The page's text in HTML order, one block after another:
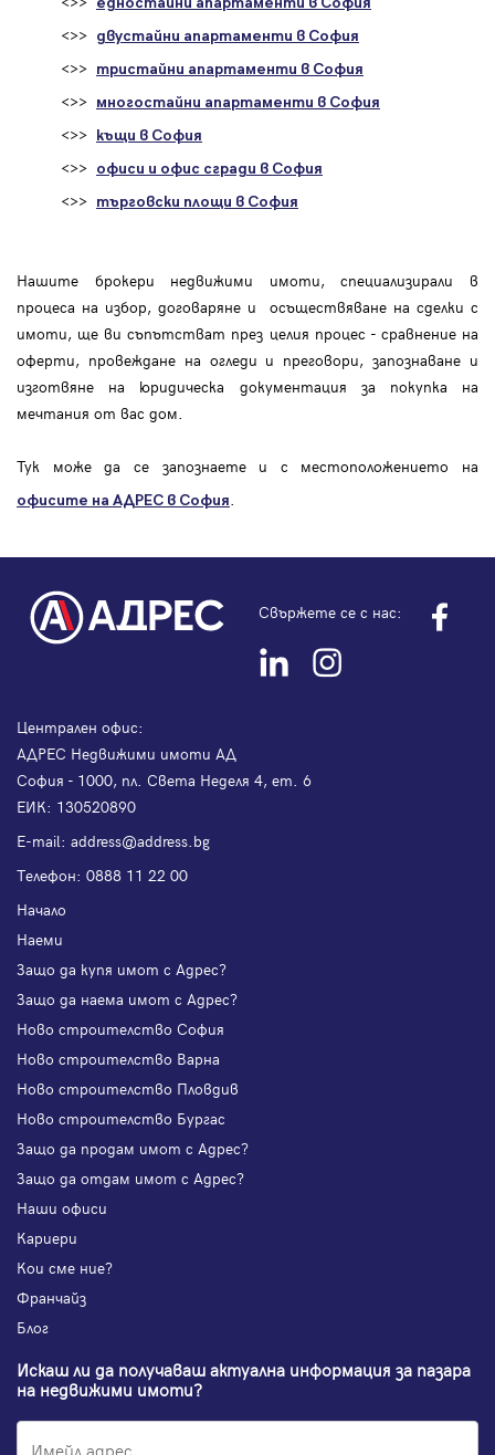
<>> двустайни апартаменти в София
<>> тристайни апартаменти в София
<>> многостайни апартаменти в София
<>> къщи в София
<>> офиси и офис сгради в София
<>> търговски площи в София
Нашите брокери недвижими имоти, специализирали в
процеса на избор, договаряне и осъществяване на сделки с
имоти, ще ви съпътстват през целия процес - сравнение на
оферти, провеждане на огледи и преговори, запознаване и
изготвяне на юридическа документация за покупка на
мечтания от вас дом.
Тук може да се запознаете и с местоположението на
офисите на АДРЕС в София
Свържете се с нас:
Централен офис:
АДРЕС Недвижими имоти АД
София - 1000, пл. Света Неделя 4, ет. 6
ЕИК: 130520890
Е-mail: address@address.bg
Телефон: 0888 11 22 00
Начало
Наеми
Защо да купя имот с Адрес?
Защо да наема имот с Адрес?
Ново строителство София
Ново строителство Варна
Ново строителство Пловдив
Ново строителство Бургас
Защо да продам имот с Адрес?
Защо да отдам имот с Адрес?
Наши офиси
Кариери
Кои сме ние?
Франчайз
Блог
Искаш ли да получаваш актуална информация за пазара
на недвижими имоти?